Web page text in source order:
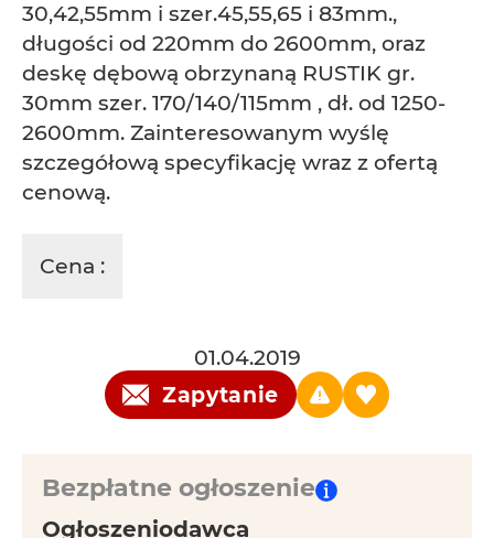
30,42,55mm i szer.45,55,65 i 83mm.,
długości od 220mm do 2600mm, oraz
deskę dębową obrzynaną RUSTIK gr.
30mm szer. 170/140/115mm , dł. od 1250-
2600mm. Zainteresowanym wyślę
szczegółową specyfikację wraz z ofertą
cenową.
Cena :
01.04.2019
Zapytanie
Bezpłatne ogłoszenie
Ogłoszeniodawca